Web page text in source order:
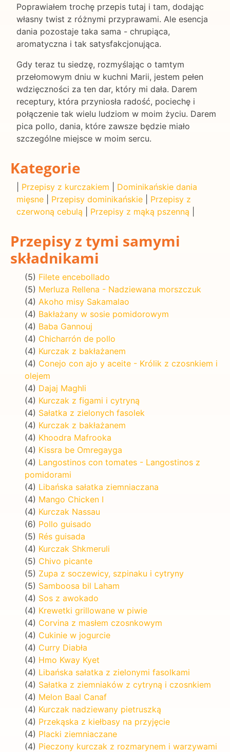
Poprawiałem trochę przepis tutaj i tam, dodając
własny twist z różnymi przyprawami. Ale esencja
dania pozostaje taka sama - chrupiąca,
aromatyczna i tak satysfakcjonująca.
Gdy teraz tu siedzę, rozmyślając o tamtym
przełomowym dniu w kuchni Marii, jestem pełen
wdzięczności za ten dar, który mi dała. Darem
receptury, która przyniosła radość, pociechę i
połączenie tak wielu ludziom w moim życiu. Darem
pica pollo, dania, które zawsze będzie miało
szczególne miejsce w moim sercu.
Kategorie
Przepisy z kurczakiem
Dominikańskie dania
mięsne
Przepisy dominikańskie
Przepisy z
czerwoną cebulą
Przepisy z mąką pszenną
Przepisy z tymi samymi
składnikami
(5) Filete encebollado
(5) Merluza Rellena - Nadziewana morszczuk
(4) Akoho misy Sakamalao
(4) Bakłażany w sosie pomidorowym
(4) Baba Gannouj
(4) Chicharrón de pollo
(4) Kurczak z bakłażanem
(4) Conejo con ajo y aceite - Królik z czosnkiem i
olejem
(4) Dajaj Maghli
(4) Kurczak z figami i cytryną
(4) Sałatka z zielonych fasolek
(4) Kurczak z bakłażanem
(4) Khoodra Mafrooka
(4) Kissra be Omregayga
(4) Langostinos con tomates - Langostinos z
pomidorami
(4) Libańska sałatka ziemniaczana
(4) Mango Chicken I
(4) Kurczak Nassau
(6) Pollo guisado
(5) Rés guisada
(4) Kurczak Shkmeruli
(5) Chivo picante
(5) Zupa z soczewicy, szpinaku i cytryny
(5) Samboosa bil Laham
(4) Sos z awokado
(4) Krewetki grillowane w piwie
(4) Corvina z masłem czosnkowym
(4) Cukinie w jogurcie
(4) Curry Diabła
(4) Hmo Kway Kyet
(4) Libańska sałatka z zielonymi fasolkami
(4) Sałatka z ziemniaków z cytryną i czosnkiem
(4) Melon Baal Canaf
(4) Kurczak nadziewany pietruszką
(4) Przekąska z kiełbasy na przyjęcie
(4) Placki ziemniaczane
(4) Pieczony kurczak z rozmarynem i warzywami